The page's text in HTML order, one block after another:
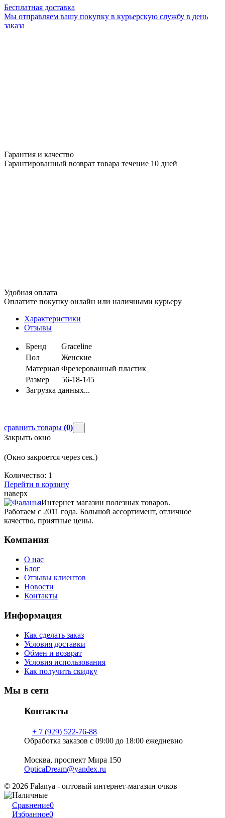
Бесплатная доставка
Мы отправляем вашу покупку в курьерскую службу в день
заказа
Гарантия и качество
Гарантированный возврат товара течение 10 дней
Удобная оплата
Оплатите покупку онлайн или наличными курьеру
Характеристики
Отзывы
Бренд
Graceline
Пол
Женские
Материал Фрезерованный пластик
Размер
56-18-145
Загрузка данных...
сравнить товары (0)
Закрыть окно
(Окно закроется через сек.)
Количество: 1
Перейти в корзину
наверх
Интернет магазин полезных товаров.
Работаем с 2011 года. Большой ассортимент, отличное
качество, приятные цены.
Компания
О нас
Блог
Отзывы клиентов
Новости
Контакты
Информация
Как сделать заказ
Условия доставки
Обмен и возврат
Условия использования
Как получить скидку
Мы в сети
Контакты
+ 7 (929) 522-76-88
Обработка заказов с 09:00 до 18:00 ежедневно
Москва, проспект Мира 150
OpticaDream@yandex.ru
© 2026 Falanya - оптовый интернет-магазин очков
Сравнение0
Избранное0